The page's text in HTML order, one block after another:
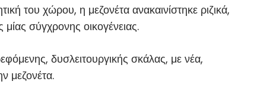
του χώρου, η μεζονέτα ανακαινίστηκε ριζικά,
σύγχρονης οικογένειας.
δυσλειτουργικής σκάλας, με νέα,
μεζονέτα.